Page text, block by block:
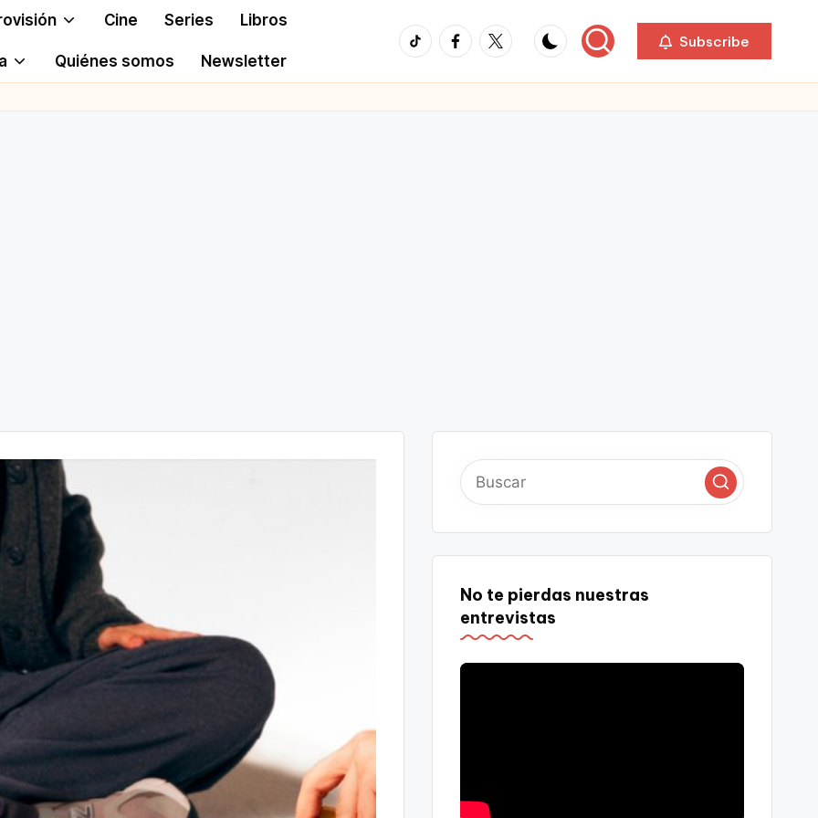
Cine Series Libros
Quiénes somos Newsletter
TikTokFacebook
Twitter Subscribe
No te pierdas nuestras
entrevistas